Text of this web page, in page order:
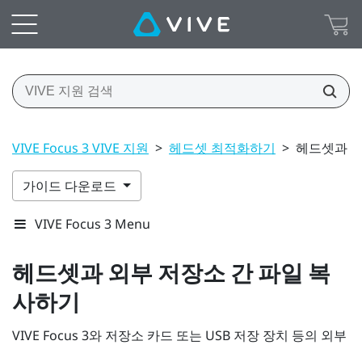
VIVE Focus 3 VIVE 지원 > 헤드셋 최적화하기 > 헤드셋과
가이드 다운로드
VIVE Focus 3 Menu
헤드셋과 외부 저장소 간 파일 복
사하기
VIVE Focus 3와 저장소 카드 또는 USB 저장 장치 등의 외부